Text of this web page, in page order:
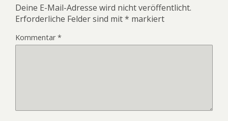
Deine E-Mail-Adresse wird nicht veröffentlicht.
Erforderliche Felder sind mit* markiert
Kommentar*